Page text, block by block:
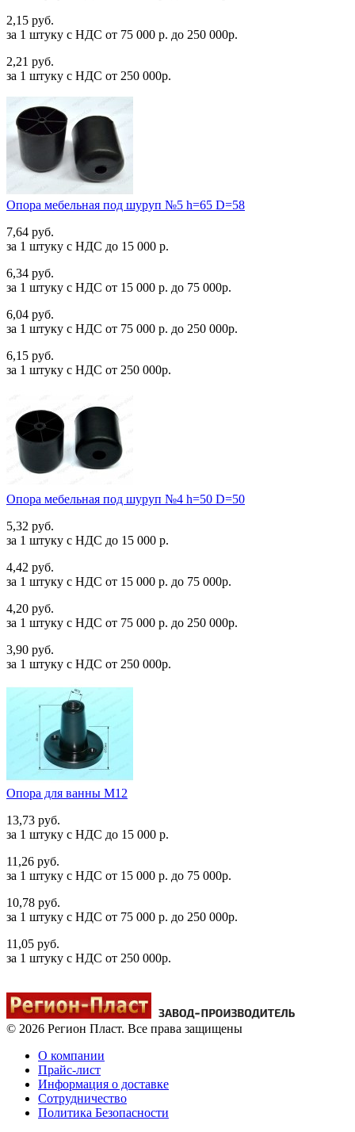
2,15 руб.
за 1 штуку c НДС от 75 000 р. до 250 000р.
2,21 руб.
за 1 штуку c НДС от 250 000р.
Опора мебельная под шуруп №5 h=65 D=58
7,64 руб.
за 1 штуку c НДС до 15 000 р.
6,34 руб.
за 1 штуку c НДС от 15 000 р. до 75 000р.
6,04 руб.
за 1 штуку c НДС от 75 000 р. до 250 000р.
6,15 руб.
за 1 штуку c НДС от 250 000р.
Опора мебельная под шуруп №4 h=50 D=50
5,32 руб.
за 1 штуку c НДС до 15 000 р.
4,42 руб.
за 1 штуку c НДС от 15 000 р. до 75 000р.
4,20 руб.
за 1 штуку c НДС от 75 000 р. до 250 000р.
3,90 руб.
за 1 штуку c НДС от 250 000р.
Опора для ванны М12
13,73 руб.
за 1 штуку c НДС до 15 000 р.
11,26 руб.
за 1 штуку c НДС от 15 000 р. до 75 000р.
10,78 руб.
за 1 штуку c НДС от 75 000 р. до 250 000р.
11,05 руб.
за 1 штуку c НДС от 250 000р.
© 2026 Регион Пласт. Все права защищены
О компании
Прайс-лист
Информация о доставке
Сотрудничество
Политика Безопасности